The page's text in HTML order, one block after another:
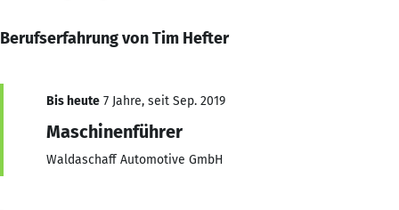
Berufserfahrung von Tim Hefter
Bis heute 7 Jahre, seit Sep. 2019
Maschinenführer
Waldaschaff Automotive GmbH